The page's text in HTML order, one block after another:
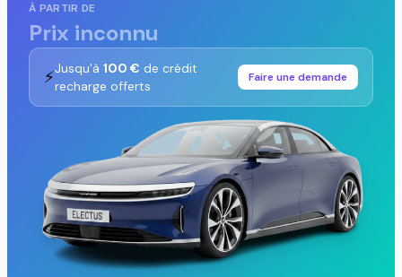
À PARTIR DE
Prix inconnu
⚡Jusqu'à 100 € de crédit
recharge offerts
Faire une demande